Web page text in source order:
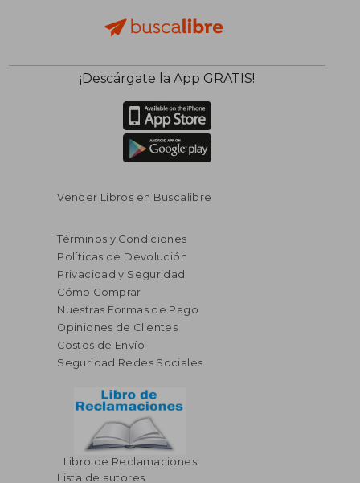
$ 71.79
$ 43.07
40%
dcto.
40%
dcto.
$ 57.79
¡Descárgate la App GRATIS!
Vender Libros en Buscalibre
Términos y Condiciones
Políticas de Devolución
Privacidad y Seguridad
Cómo Comprar
Nuestras Formas de Pago
Opiniones de Clientes
Costos de Envío
Seguridad Redes Sociales
Libro de Reclamaciones
Lista de autores